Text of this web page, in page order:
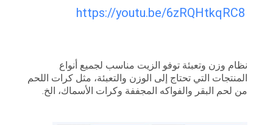
الموقع
سياسة
https://youtu.be/6zRQHtkqRC8
نظام وزن وتعبئة توفو الزيت مناسب لجميع أنواع
المنتجات التي تحتاج إلى الوزن والتعبئة، مثل كرات اللحم
من لحم البقر والفواكه المجففة وكرات الأسماك، الخ.